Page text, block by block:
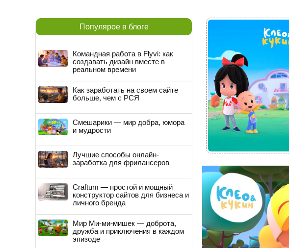
Популярое в блоге
Командная работа в Flyvi: как
создавать дизайн вместе в
реальном времени
Как заработать на своем сайте
больше, чем с РСЯ
Смешарики — мир добра, юмора
и мудрости
Лучшие способы онлайн-
заработка для фрилансеров
Craftum — простой и мощный
конструктор сайтов для бизнеса и
личного бренда
Мир Ми-ми-мишек — доброта,
дружба и приключения в каждом
эпизоде